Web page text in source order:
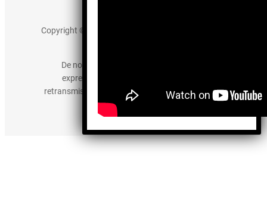
Copyright © 2025 somos-hermanos.mx. Todos los
De no existir previa autorización, queda
expresamente prohibida la publicación,
retransmisión, edición y cualquier otro uso de los
contenidos.